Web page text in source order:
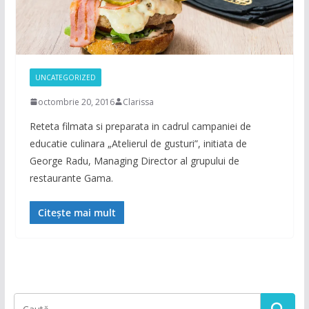
UNCATEGORIZED
octombrie 20, 2016 Clarissa
Reteta filmata si preparata in cadrul campaniei de
educatie culinara „Atelierul de gusturi”, initiata de
George Radu, Managing Director al grupului de
restaurante Gama.
Citește mai mult